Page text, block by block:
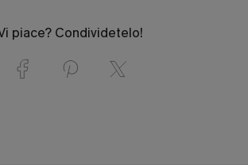
piace? Condividetelo!